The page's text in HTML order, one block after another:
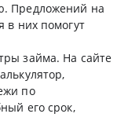
Предложений на
в них помогут
займа. На сайте
по
его срок,